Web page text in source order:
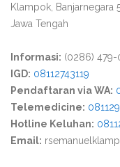
Klampok, Banjarnegara
Jawa Tengah
Informasi: (0286) 479-
IGD: 08112743119
Pendaftaran via WA:
Telemedicine:
Hotline Keluhan:
Email: